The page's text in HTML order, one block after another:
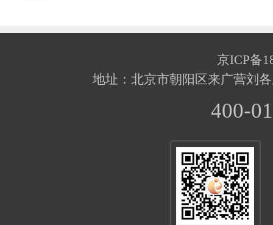
京ICP备
地址：北京市朝阳区来广营刘
400-